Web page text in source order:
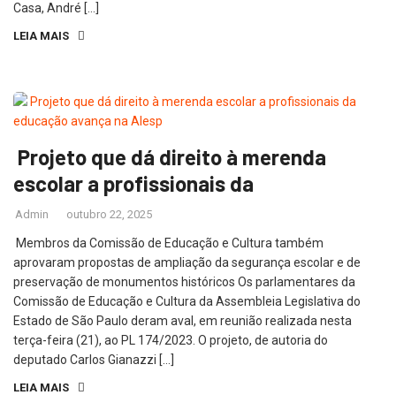
Casa, André […]
LEIA MAIS
Projeto que dá direito à merenda
escolar a profissionais da
Admin outubro 22, 2025
Membros da Comissão de Educação e Cultura também
aprovaram propostas de ampliação da segurança escolar e de
preservação de monumentos históricos Os parlamentares da
Comissão de Educação e Cultura da Assembleia Legislativa do
Estado de São Paulo deram aval, em reunião realizada nesta
terça-feira (21), ao PL 174/2023. O projeto, de autoria do
deputado Carlos Gianazzi […]
LEIA MAIS